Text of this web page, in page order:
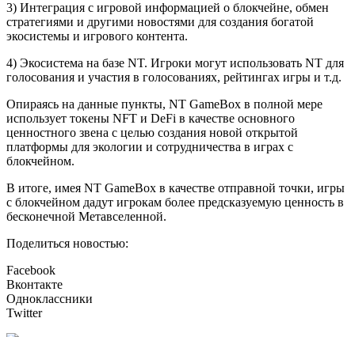
3) Интеграция с игровой информацией о блокчейне, обмен
стратегиями и другими новостями для создания богатой
экосистемы и игрового контента.
4) Экосистема на базе NT. Игроки могут использовать NT для
голосования и участия в голосованиях, рейтингах игры и т.д.
Опираясь на данные пункты, NT GameBox в полной мере
использует токены NFT и DeFi в качестве основного
ценностного звена с целью создания новой открытой
платформы для экологии и сотрудничества в играх с
блокчейном.
В итоге, имея NT GameBox в качестве отправной точки, игры
с блокчейном дадут игрокам более предсказуемую ценность в
бесконечной Метавселенной.
Поделиться новостью:
Facebook
Вконтакте
Одноклассники
Twitter